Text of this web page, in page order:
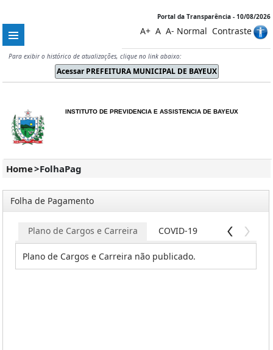
Portal da Transparência - 10/08/2026
A+ A A- Normal Contraste
Para exibir o histórico de atualizações, clique no link abaixo:
INSTITUTO DE PREVIDENCIA E ASSISTENCIA DE BAYEUX
Home>FolhaPag
Folha de Pagamento
Plano de Cargos e Carreira COVID-19
Plano de Cargos e Carreira não publicado.